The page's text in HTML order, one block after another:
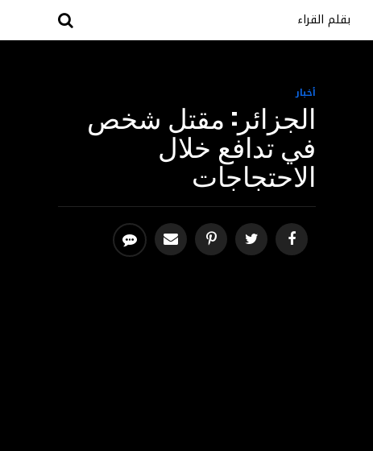
بقلم القراء
أخبار
الجزائر: مقتل شخص
في تدافع خلال
الاحتجاجات